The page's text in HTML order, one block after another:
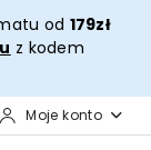
od 179zł
z kodem
Moje konto